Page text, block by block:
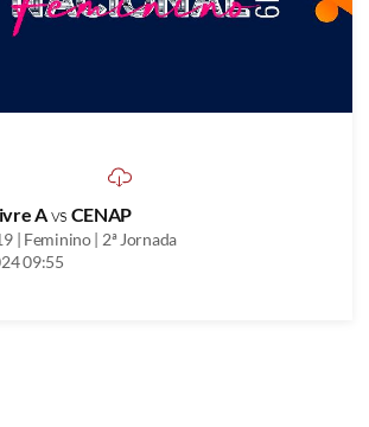
Avs CENAP
| Feminino | 2ª Jornada
09:55